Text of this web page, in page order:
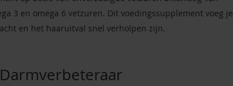
3 en omega 6 vetzuren. Dit voedingssupplement voeg je
en het haaruitval snel verholpen zijn.